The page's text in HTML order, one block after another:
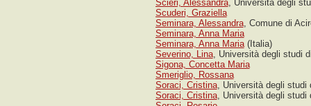
Scieri, Alessandra, Università degli
Scuderi, Graziella
Seminara, Alessandra, Comune di
Seminara, Anna Maria
Seminara, Anna Maria(Italia)
Severino, Lina, Università degli studi
Sigona, Concetta Maria
Smeriglio, Rossana
Soraci, Cristina, Università degli studi
Soraci, Cristina, Università degli studi